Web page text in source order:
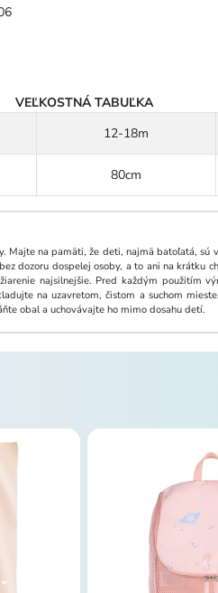
VEĽKOSTNÁ TABUĽKA
12-18m
80cm
Majte na pamäti, že deti, najmä batoľatá,
dozoru dospelej osoby, a to ani na krátku
najsilnejšie. Pred každým použitím
na uzavretom, čistom a suchom
obal a uchovávajte ho mimo dosahu detí.